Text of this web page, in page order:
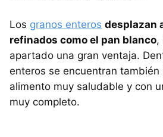
Los granos enteros desplazan
refinados como el pan blanco,
apartado una gran ventaja.
enteros se encuentran también
alimento muy saludable y con
muy completo.